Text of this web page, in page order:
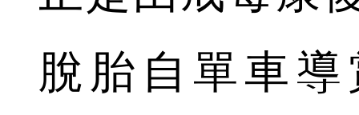
脫胎自單車導